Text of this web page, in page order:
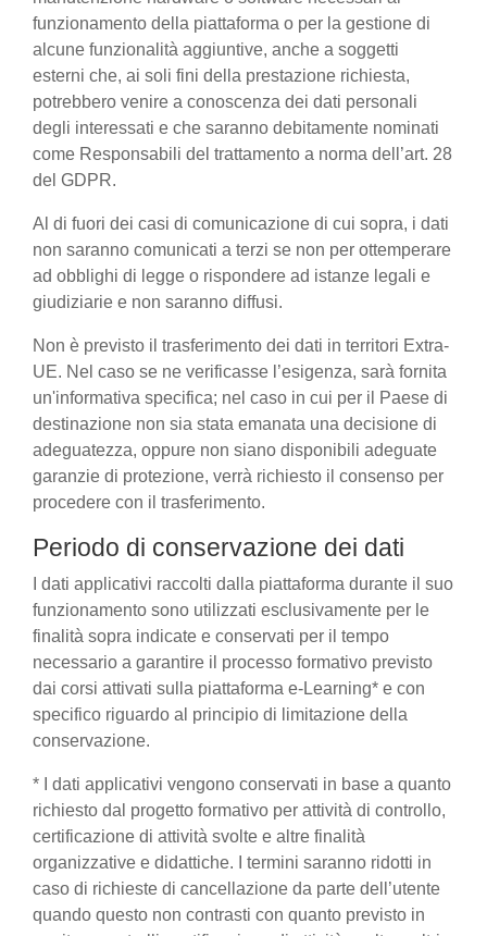
funzionamento della piattaforma o per la gestione di
alcune funzionalità aggiuntive, anche a soggetti
esterni che, ai soli fini della prestazione richiesta,
potrebbero venire a conoscenza dei dati personali
degli interessati e che saranno debitamente nominati
come Responsabili del trattamento a norma dell’art. 28
del GDPR.
Al di fuori dei casi di comunicazione di cui sopra, i dati
non saranno comunicati a terzi se non per ottemperare
ad obblighi di legge o rispondere ad istanze legali e
giudiziarie e non saranno diffusi.
Non è previsto il trasferimento dei dati in territori Extra-
UE. Nel caso se ne verificasse l’esigenza, sarà fornita
un'informativa specifica; nel caso in cui per il Paese di
destinazione non sia stata emanata una decisione di
adeguatezza, oppure non siano disponibili adeguate
garanzie di protezione, verrà richiesto il consenso per
procedere con il trasferimento.
Periodo di conservazione dei dati
I dati applicativi raccolti dalla piattaforma durante il suo
funzionamento sono utilizzati esclusivamente per le
finalità sopra indicate e conservati per il tempo
necessario a garantire il processo formativo previsto
dai corsi attivati sulla piattaforma e-Learning* e con
specifico riguardo al principio di limitazione della
conservazione.
* I dati applicativi vengono conservati in base a quanto
richiesto dal progetto formativo per attività di controllo,
certificazione di attività svolte e altre finalità
organizzative e didattiche. I termini saranno ridotti in
caso di richieste di cancellazione da parte dell’utente
quando questo non contrasti con quanto previsto in